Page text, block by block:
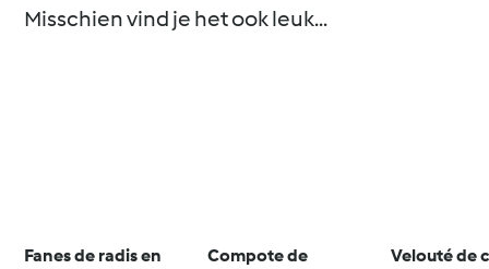
Misschien vind je het ook leuk...
Fanes de radis en
Compote de
Velouté de